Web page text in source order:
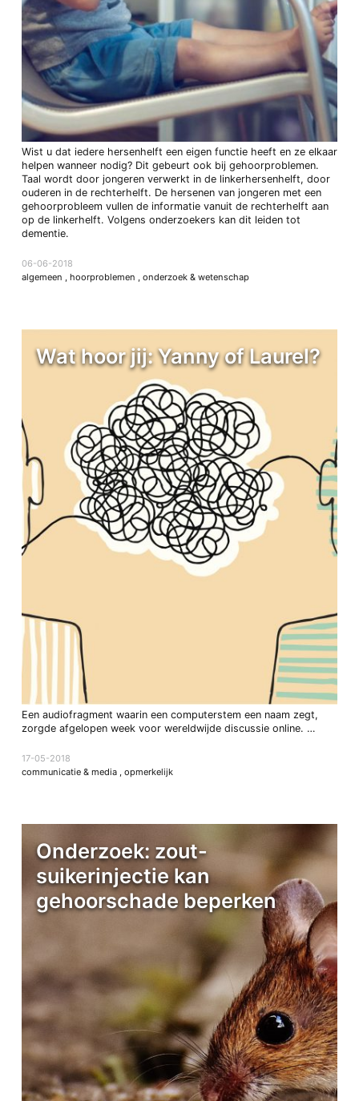
Wist u dat iedere hersenhelft een eigen functie heeft en ze elkaar
helpen wanneer nodig? Dit gebeurt ook bij gehoorproblemen.
Taal wordt door jongeren verwerkt in de linkerhersenhelft, door
ouderen in de rechterhelft. De hersenen van jongeren met een
gehoorprobleem vullen de informatie vanuit de rechterhelft aan
op de linkerhelft. Volgens onderzoekers kan dit leiden tot
dementie.
06-06-2018
algemeen , hoorproblemen , onderzoek & wetenschap
Wat hoor jij: Yanny of Laurel?
Een audiofragment waarin een computerstem een naam zegt,
zorgde afgelopen week voor wereldwijde discussie online. …
17-05-2018
communicatie & media , opmerkelijk
Onderzoek: zout-
suikerinjectie kan
gehoorschade beperken